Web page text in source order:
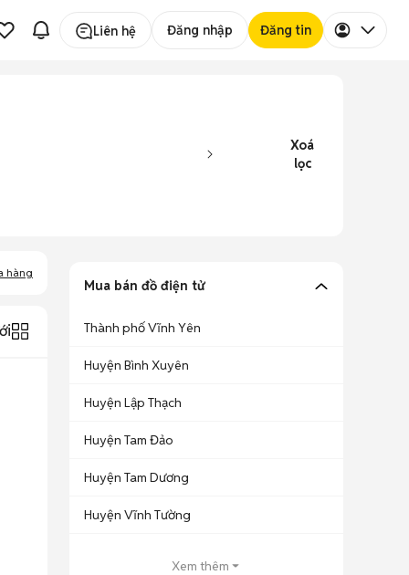
Liên hệ Đăng nhập Đăng tin
Xoá
lọc
hàng
Mua bán đồ điện tử
Thành phố Vĩnh Yên
Huyện Bình Xuyên
Huyện Lập Thạch
Huyện Tam Đảo
Huyện Tam Dương
Huyện Vĩnh Tường
Xem thêm